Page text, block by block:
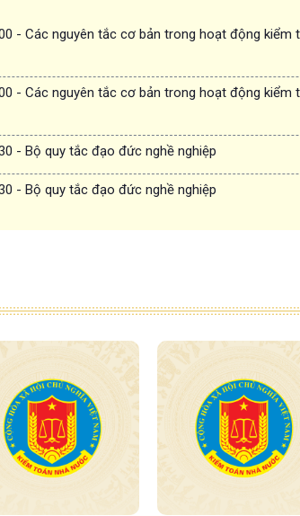
- Các nguyên tắc cơ bản trong hoạt động kiểm
- Các nguyên tắc cơ bản trong hoạt động kiểm
- Bộ quy tắc đạo đức nghề nghiệp
- Bộ quy tắc đạo đức nghề nghiệp